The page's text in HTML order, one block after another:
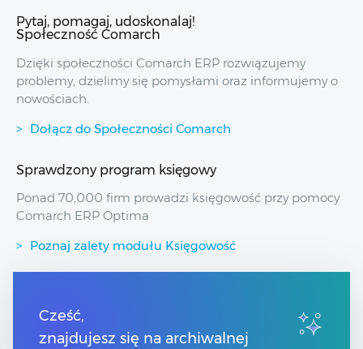
Pytaj, pomagaj, udoskonalaj!
Społeczność Comarch
Dzięki społeczności Comarch ERP rozwiązujemy
problemy, dzielimy się pomysłami oraz informujemy o
nowościach.
Dołącz do Społeczności Comarch
Sprawdzony program księgowy
Ponad 70,000 firm prowadzi księgowość przy pomocy
Comarch ERP Optima
Poznaj zalety modułu Księgowość
Przydatne linki
Spis treści
Cześć,
znajdujesz się na archiwalnej